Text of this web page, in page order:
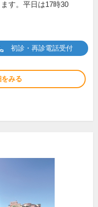
す。平日は17時30
初診・再診電話受付
みる